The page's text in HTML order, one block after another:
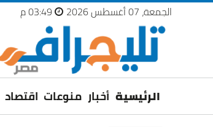
الجمعة، 07 أغسطس 2026
الرئيسية أخبار منوعات اقتصاد